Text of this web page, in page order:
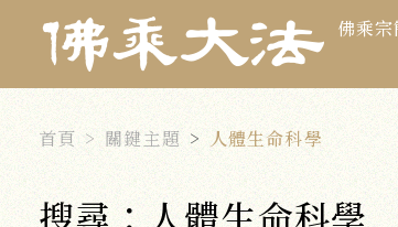
佛乘
首頁 關鍵主題 人體生命科學
搜尋：人體生命科學